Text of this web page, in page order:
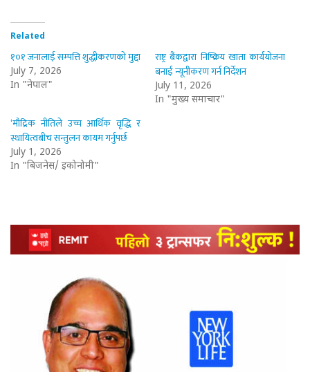
Related
१०१ जनालाई सम्पत्ति शुद्धीकरणको मुद्दा
July 7, 2026
In "नेपाल"
राष्ट्र बैंकद्वारा निष्क्रिय खाता कार्ययोजना
बनाई न्यूनीकरण गर्न निर्देशन
July 11, 2026
In "मुख्य समाचार"
‘मौद्रिक नीतिले उच्च आर्थिक वृद्धि र
स्थायित्वबीच सन्तुलन कायम गर्नुपर्छ
July 1, 2026
In "बिजनेस/ इकोनोमी"